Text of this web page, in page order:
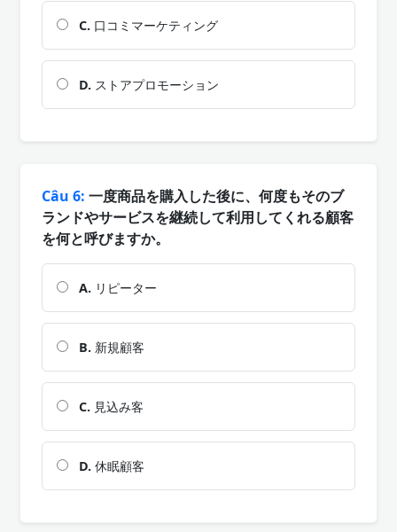
C. 口コミマーケティング
D. ストアプロモーション
Câu 6: 一度商品を購入した後に、何度もそのブ
ランドやサービスを継続して利用してくれる顧客
を何と呼びますか。
A. リピーター
B. 新規顧客
C. 見込み客
D. 休眠顧客